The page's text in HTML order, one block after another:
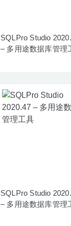
SQLPro Studio
– 多用途数据库管理
SQLPro Studio
– 多用途数据库管理